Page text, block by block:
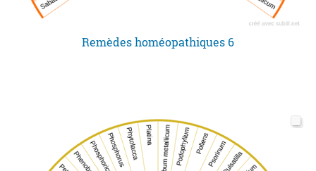
Remèdes homéopathiques 6